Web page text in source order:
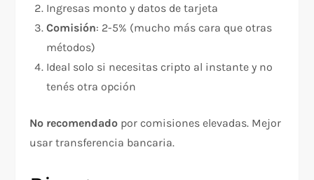
Ingresas monto y datos de tarjeta
Comisión: 2-5% (mucho más cara que otras
métodos)​
Ideal solo si necesitas cripto al instante y no
tenés otra opción
No recomendado por comisiones elevadas. Mejor
usar transferencia bancaria.​